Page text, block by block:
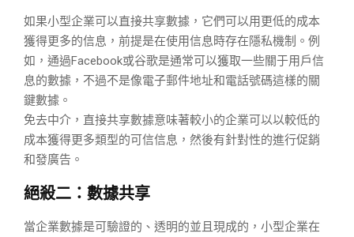
如果小型企業可以直接共享數據，它們可以用更低的成本
獲得更多的信息，前提是在使用信息時存在隱私機制。例
如，通過Facebook或谷歌是通常可以獲取一些關于用戶信
息的數據，不過不是像電子郵件地址和電話號碼這樣的關
鍵數據。
免去中介，直接共享數據意味著較小的企業可以以較低的
成本獲得更多類型的可信信息，然後有針對性的進行促銷
和發廣告。
絕殺二：數據共享
當企業數據是可驗證的、透明的並且現成的，小型企業在